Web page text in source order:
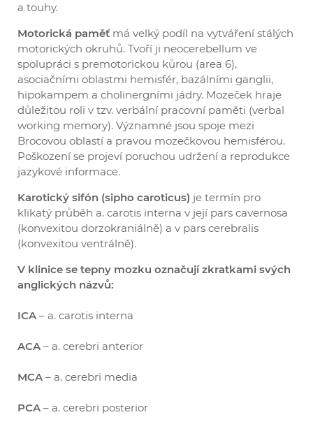
a touhy.
Motorická paměť má velký podíl na vytváření stálých
motorických okruhů. Tvoří ji neocerebellum ve
spolupráci s premotorickou kůrou (area 6),
asociačními oblastmi hemisfér, bazálními ganglii,
hipokampem a cholinergními jádry. Mozeček hraje
důležitou roli v tzv. verbální pracovní paměti (verbal
working memory). Významné jsou spoje mezi
Brocovou oblastí a pravou mozečkovou hemisférou.
Poškození se projeví poruchou udržení a reprodukce
jazykové informace.
Karotický sifón (sipho caroticus) je termín pro
klikatý průběh a. carotis interna v její pars cavernosa
(konvexitou dorzokraniálně) a v pars cerebralis
(konvexitou ventrálně).
V klinice se tepny mozku označují zkratkami svých
anglických názvů:
ICA – a. carotis interna
ACA – a. cerebri anterior
MCA – a. cerebri media
PCA – a. cerebri posterior